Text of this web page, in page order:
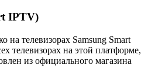
IPTV)
на телевизорах Samsung Smart
телевизорах на этой платформе,
из официального магазина